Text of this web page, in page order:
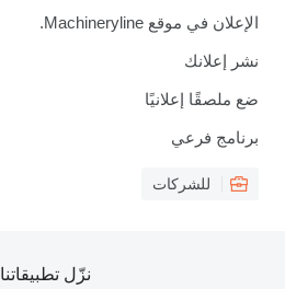
الإعلان في موقع Machineryline.
نشر إعلانك
ضع ملصقًا إعلانيًا
برنامج فرعي
للشركات
نزّل تطبيقاتنا